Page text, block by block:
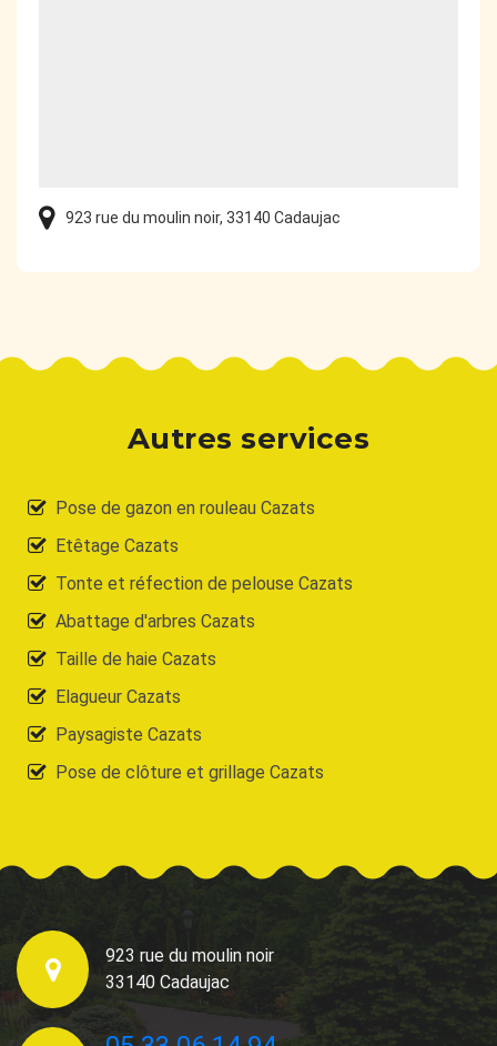
923 rue du moulin noir, 33140 Cadaujac
Autres services
Pose de gazon en rouleau Cazats
Etêtage Cazats
Tonte et réfection de pelouse Cazats
Abattage d'arbres Cazats
Taille de haie Cazats
Elagueur Cazats
Paysagiste Cazats
Pose de clôture et grillage Cazats
923 rue du moulin noir
33140 Cadaujac